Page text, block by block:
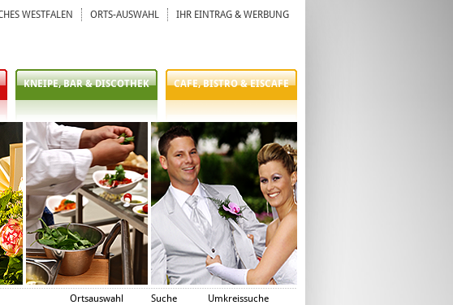
Ortsauswahl Suche Umkreissuche
IHR EINTRAG & WERBUNG
ORTS-AUSWAHL
WESTFALEN
KNEIPE, BAR & DISCOTHEK CAFE, BISTRO & EISCAFE